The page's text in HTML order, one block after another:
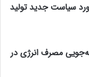
سیاست جدید تولید
مصرف انرژی در